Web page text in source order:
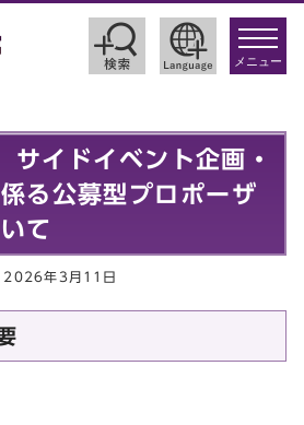
toggle
メニュー
サイドイベント企画・
る公募型プロポーザ
て
2026年3月11日